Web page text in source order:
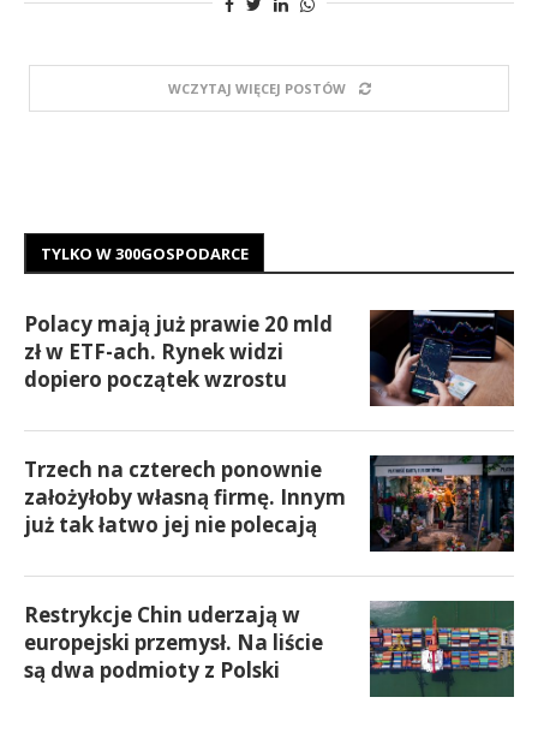
WCZYTAJ WIĘCEJ POSTÓW
TYLKO W 300GOSPODARCE
Polacy mają już prawie 20 mld
zł w ETF-ach. Rynek widzi
dopiero początek wzrostu
Trzech na czterech ponownie
założyłoby własną firmę. Innym
już tak łatwo jej nie polecają
Restrykcje Chin uderzają w
europejski przemysł. Na liście
są dwa podmioty z Polski